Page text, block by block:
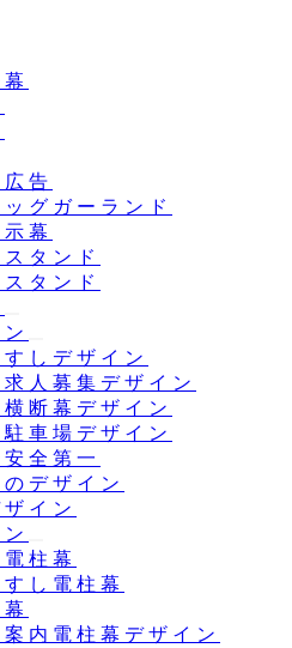
告
グガーランド
幕
タンド
タンド
しデザイン
人募集デザイン
断幕デザイン
車場デザイン
全第一
デザイン
イン
柱幕
し電柱幕
内電柱幕デザイン